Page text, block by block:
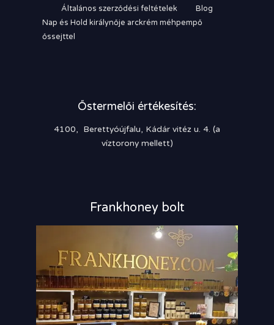
Általános szerződési feltételek
Blog
Nap és Hold királynője arckrém méhpempő
őssejttel
Őstermelői értékesítés:
4100, Berettyóújfalu, Kádár vitéz u. 4. (a
víztorony mellett)
Frankhoney bolt